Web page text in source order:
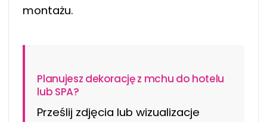
montażu.
Planujesz dekorację z mchu do hotelu
lub SPA?
Prześlij zdjęcia lub wizualizacje